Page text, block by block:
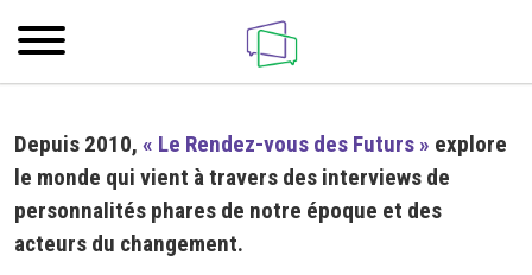
Depuis 2010, « Le Rendez-vous des Futurs » explore
le monde qui vient à travers des interviews de
personnalités phares de notre époque et des
acteurs du changement.